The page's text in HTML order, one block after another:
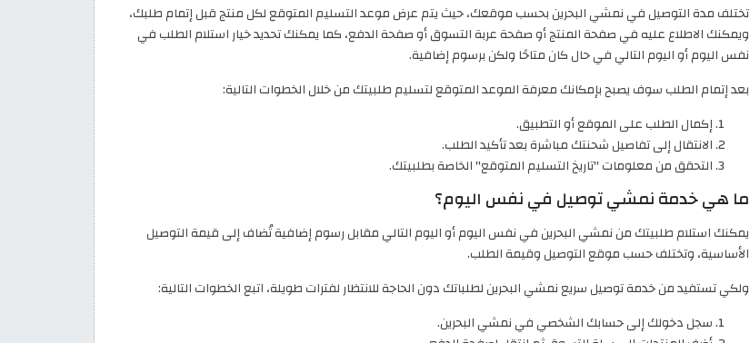
تختلف مدة التوصيل في نمشي البحرين بحسب موقعك، حيث يتم عرض موعد التسليم المتوقع لكل منتج قبل إتمام طلبك،
ويمكنك الاطلاع عليه في صفحة المنتج أو صفحة عربة التسوق أو صفحة الدفع، كما يمكنك تحديد خيار استلام الطلب في
نفس اليوم أو اليوم التالي في حال كان متاحًا ولكن برسوم إضافية.
بعد إتمام الطلب سوف يصبح بإمكانك معرفة الموعد المتوقع لتسليم طلبيتك من خلال الخطوات التالية:
إكمال الطلب على الموقع أو التطبيق.
الانتقال إلى تفاصيل شحنتك مباشرة بعد تأكيد الطلب.
التحقق من معلومات "تاريخ التسليم المتوقع" الخاصة بطلبيتك.
ما هي خدمة نمشي توصيل في نفس اليوم؟
يمكنك استلام طلبيتك من نمشي البحرين في نفس اليوم أو اليوم التالي مقابل رسوم إضافية تُضاف إلى قيمة التوصيل
الأساسية، وتختلف حسب موقع التوصيل وقيمة الطلب.
ولكي تستفيد من خدمة توصيل سريع نمشي البحرين لطلباتك دون الحاجة للانتظار لفترات طويلة، اتبع الخطوات التالية:
سجل دخولك إلى حسابك الشخصي في نمشي البحرين.